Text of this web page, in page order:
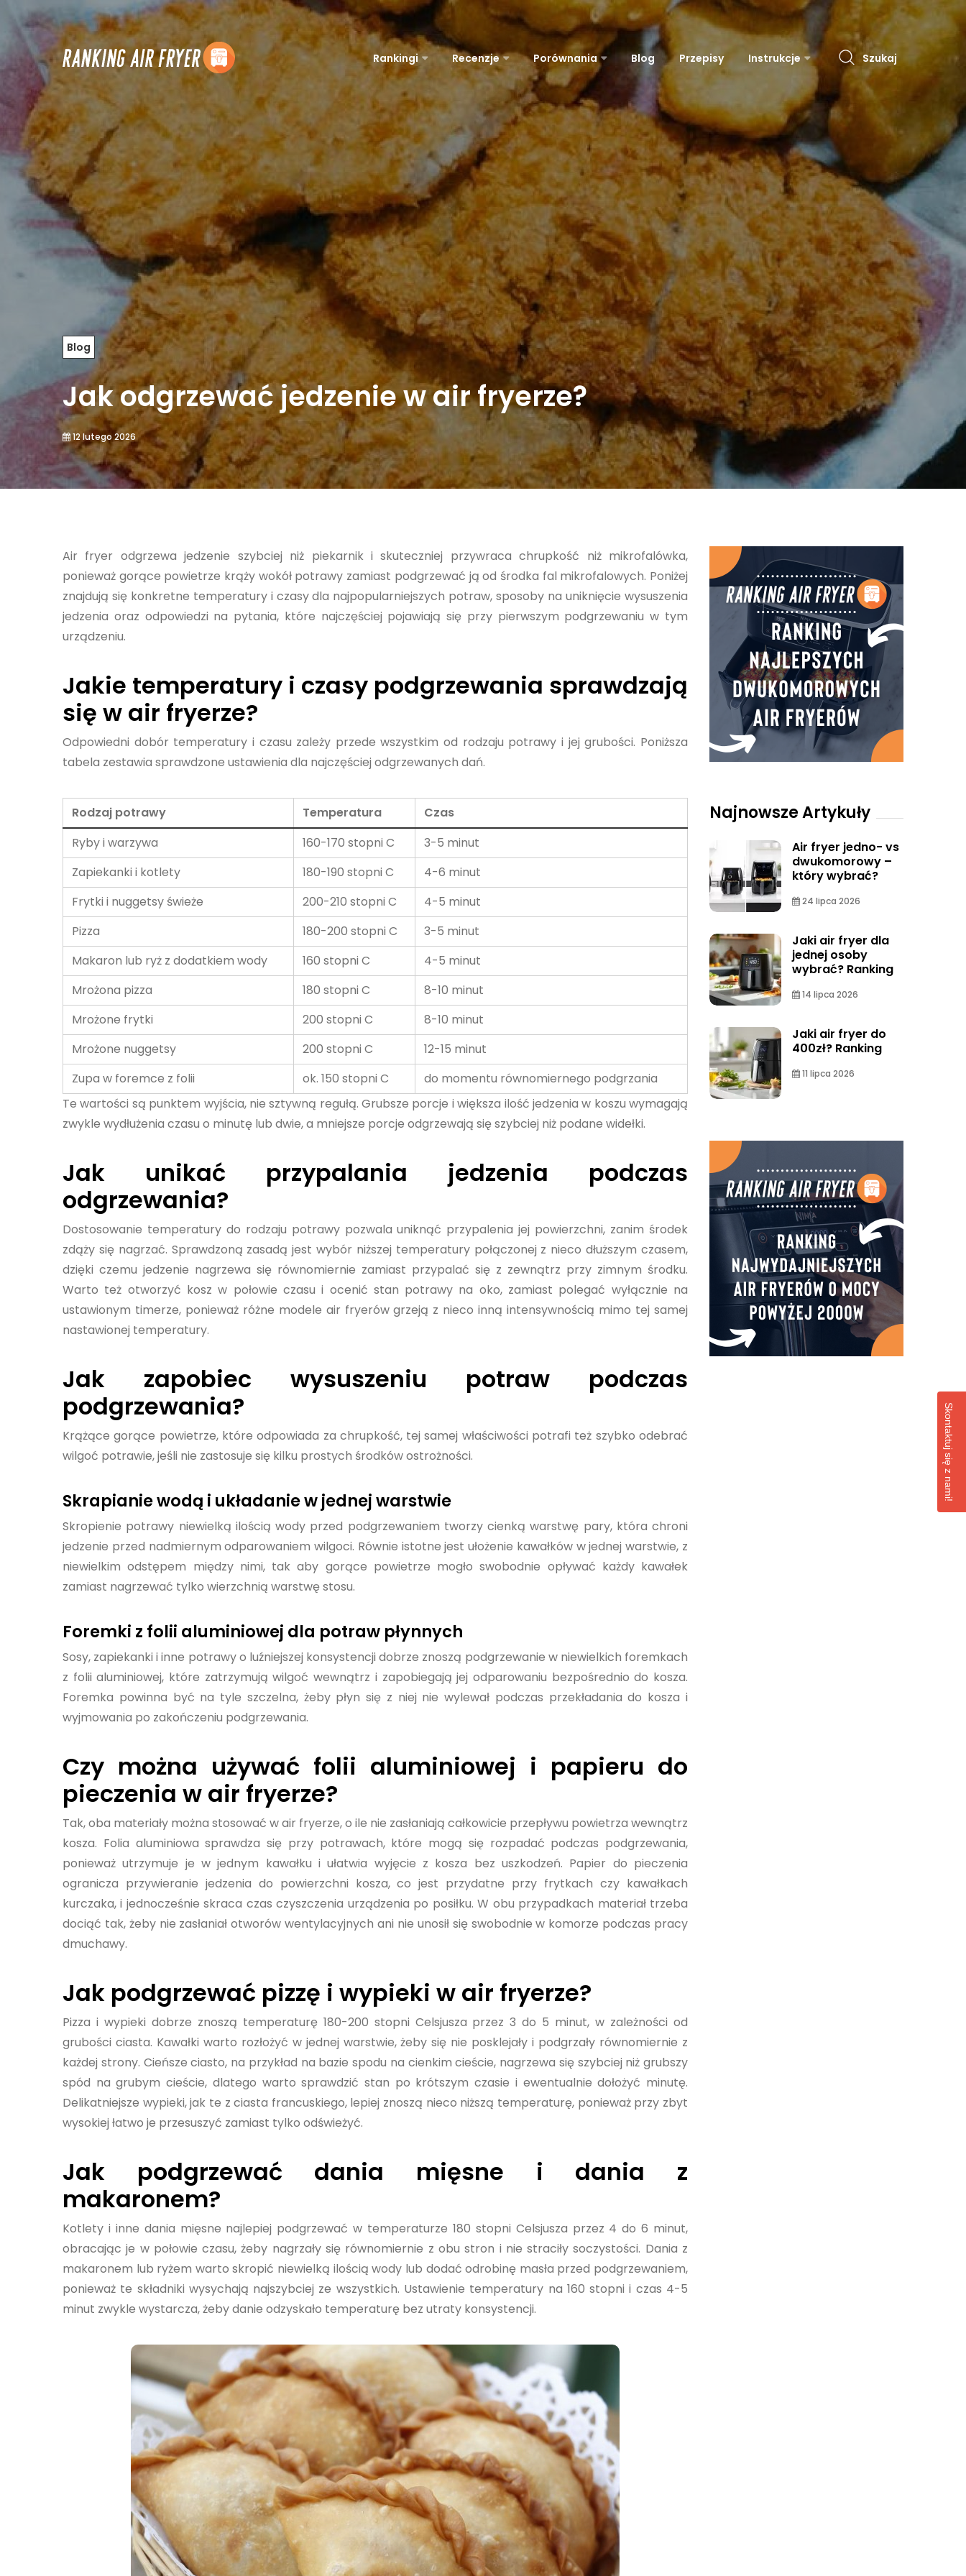
Rankingi Recenzje Porównania Blog Przepisy Instrukcje Szukaj
Blog
Jak odgrzewać jedzenie w air fryerze?
12 lutego 2026
Air fryer odgrzewa jedzenie szybciej niż piekarnik i skuteczniej przywraca chrupkość niż mikrofalówka,
ponieważ gorące powietrze krąży wokół potrawy zamiast podgrzewać ją od środka fal mikrofalowych. Poniżej
znajdują się konkretne temperatury i czasy dla najpopularniejszych potraw, sposoby na uniknięcie wysuszenia
jedzenia oraz odpowiedzi na pytania, które najczęściej pojawiają się przy pierwszym podgrzewaniu w tym
urządzeniu.
Jakie temperatury i czasy podgrzewania sprawdzają
się w air fryerze?
Odpowiedni dobór temperatury i czasu zależy przede wszystkim od rodzaju potrawy i jej grubości. Poniższa
tabela zestawia sprawdzone ustawienia dla najczęściej odgrzewanych dań.
Rodzaj potrawy Temperatura
Czas
Ryby i warzywa
160-170 stopni C
3-5 minut
Zapiekanki i kotlety
180-190 stopni C
4-6 minut
Frytki i nuggetsy świeże
200-210 stopni C
4-5 minut
Pizza
180-200 stopni C
3-5 minut
Makaron lub ryż z dodatkiem wody
160 stopni C
4-5 minut
Mrożona pizza
180 stopni C
8-10 minut
Mrożone frytki
200 stopni C
8-10 minut
Mrożone nuggetsy
200 stopni C
12-15 minut
Zupa w foremce z folii
ok. 150 stopni C
do momentu równomiernego podgrzania
Te wartości są punktem wyjścia, nie sztywną regułą. Grubsze porcje i większa ilość jedzenia w koszu wymagają
zwykle wydłużenia czasu o minutę lub dwie, a mniejsze porcje odgrzewają się szybciej niż podane widełki.
Jak unikać przypalania jedzenia podczas
odgrzewania?
Dostosowanie temperatury do rodzaju potrawy pozwala uniknąć przypalenia jej powierzchni, zanim środek
zdąży się nagrzać. Sprawdzoną zasadą jest wybór niższej temperatury połączonej z nieco dłuższym czasem,
dzięki czemu jedzenie nagrzewa się równomiernie zamiast przypalać się z zewnątrz przy zimnym środku.
Warto też otworzyć kosz w połowie czasu i ocenić stan potrawy na oko, zamiast polegać wyłącznie na
ustawionym timerze, ponieważ różne modele air fryerów grzeją z nieco inną intensywnością mimo tej samej
nastawionej temperatury.
Jak zapobiec wysuszeniu potraw podczas
podgrzewania?
Krążące gorące powietrze, które odpowiada za chrupkość, tej samej właściwości potrafi też szybko odebrać
wilgoć potrawie, jeśli nie zastosuje się kilku prostych środków ostrożności.
Skrapianie wodą i układanie w jednej warstwie
Skropienie potrawy niewielką ilością wody przed podgrzewaniem tworzy cienką warstwę pary, która chroni
jedzenie przed nadmiernym odparowaniem wilgoci. Równie istotne jest ułożenie kawałków w jednej warstwie, z
niewielkim odstępem między nimi, tak aby gorące powietrze mogło swobodnie opływać każdy kawałek
zamiast nagrzewać tylko wierzchnią warstwę stosu.
Foremki z folii aluminiowej dla potraw płynnych
Sosy, zapiekanki i inne potrawy o luźniejszej konsystencji dobrze znoszą podgrzewanie w niewielkich foremkach
z folii aluminiowej, które zatrzymują wilgoć wewnątrz i zapobiegają jej odparowaniu bezpośrednio do kosza.
Foremka powinna być na tyle szczelna, żeby płyn się z niej nie wylewał podczas przekładania do kosza i
wyjmowania po zakończeniu podgrzewania.
Czy można używać folii aluminiowej i papieru do
pieczenia w air fryerze?
Tak, oba materiały można stosować w air fryerze, o ile nie zasłaniają całkowicie przepływu powietrza wewnątrz
kosza. Folia aluminiowa sprawdza się przy potrawach, które mogą się rozpadać podczas podgrzewania,
ponieważ utrzymuje je w jednym kawałku i ułatwia wyjęcie z kosza bez uszkodzeń. Papier do pieczenia
ogranicza przywieranie jedzenia do powierzchni kosza, co jest przydatne przy frytkach czy kawałkach
kurczaka, i jednocześnie skraca czas czyszczenia urządzenia po posiłku. W obu przypadkach materiał trzeba
dociąć tak, żeby nie zasłaniał otworów wentylacyjnych ani nie unosił się swobodnie w komorze podczas pracy
dmuchawy.
Jak podgrzewać pizzę i wypieki w air fryerze?
Pizza i wypieki dobrze znoszą temperaturę 180-200 stopni Celsjusza przez 3 do 5 minut, w zależności od
grubości ciasta. Kawałki warto rozłożyć w jednej warstwie, żeby się nie posklejały i podgrzały równomiernie z
każdej strony. Cieńsze ciasto, na przykład na bazie spodu na cienkim cieście, nagrzewa się szybciej niż grubszy
spód na grubym cieście, dlatego warto sprawdzić stan po krótszym czasie i ewentualnie dołożyć minutę.
Delikatniejsze wypieki, jak te z ciasta francuskiego, lepiej znoszą nieco niższą temperaturę, ponieważ przy zbyt
wysokiej łatwo je przesuszyć zamiast tylko odświeżyć.
Jak podgrzewać dania mięsne i dania z
makaronem?
Kotlety i inne dania mięsne najlepiej podgrzewać w temperaturze 180 stopni Celsjusza przez 4 do 6 minut,
obracając je w połowie czasu, żeby nagrzały się równomiernie z obu stron i nie straciły soczystości. Dania z
makaronem lub ryżem warto skropić niewielką ilością wody lub dodać odrobinę masła przed podgrzewaniem,
ponieważ te składniki wysychają najszybciej ze wszystkich. Ustawienie temperatury na 160 stopni i czas 4-5
minut zwykle wystarcza, żeby danie odzyskało temperaturę bez utraty konsystencji.
Najnowsze Artykuły
Air fryer jedno- vs
dwukomorowy –
który wybrać?
24 lipca 2026
Jaki air fryer dla
jednej osoby
wybrać? Ranking
14 lipca 2026
Jaki air fryer do
400zł? Ranking
11 lipca 2026
Skontaktuj się z nami!